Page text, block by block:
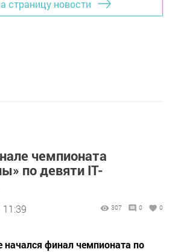
страницу новости
чемпионата
по девяти IT-
307 0 0
финал чемпионата по